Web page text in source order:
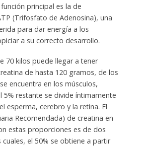
principal es la de
(Trifosfato de Adenosina), una
para dar energía a los
a su correcto desarrollo.
70 kilos puede llegar a tener
de hasta 120 gramos, de los
encuentra en los músculos,
5% restante se divide íntimamente
esperma, cerebro y la retina. El
Recomendada) de creatina en
estas proporciones es de dos
el 50% se obtiene a partir